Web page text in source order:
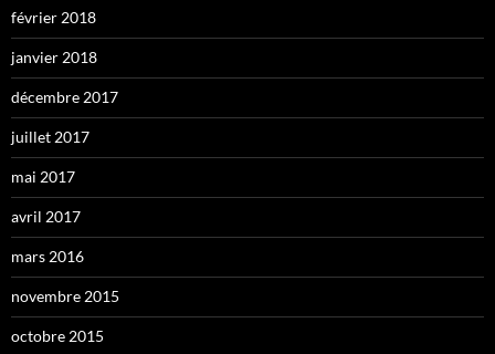
février 2018
janvier 2018
décembre 2017
juillet 2017
mai 2017
avril 2017
mars 2016
novembre 2015
octobre 2015